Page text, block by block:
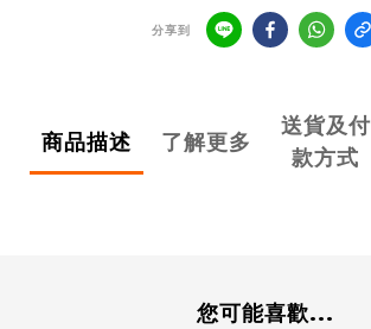
分享到
商品描述 了解更多
送貨及付
款方式
您可能喜歡...